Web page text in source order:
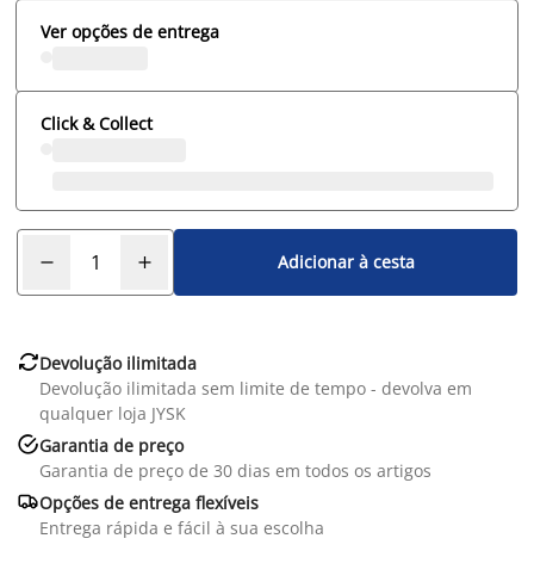
Ver opções de entrega
Click & Collect
Adicionar à cesta
Devolução ilimitada
Devolução ilimitada sem limite de tempo - devolva em
qualquer loja JYSK
Garantia de preço
Garantia de preço de 30 dias em todos os artigos
Opções de entrega flexíveis
Entrega rápida e fácil à sua escolha